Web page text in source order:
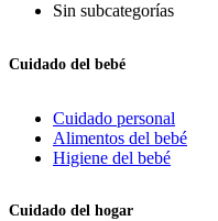
Sin subcategorías
Cuidado del bebé
Cuidado personal
Alimentos del bebé
Higiene del bebé
Cuidado del hogar